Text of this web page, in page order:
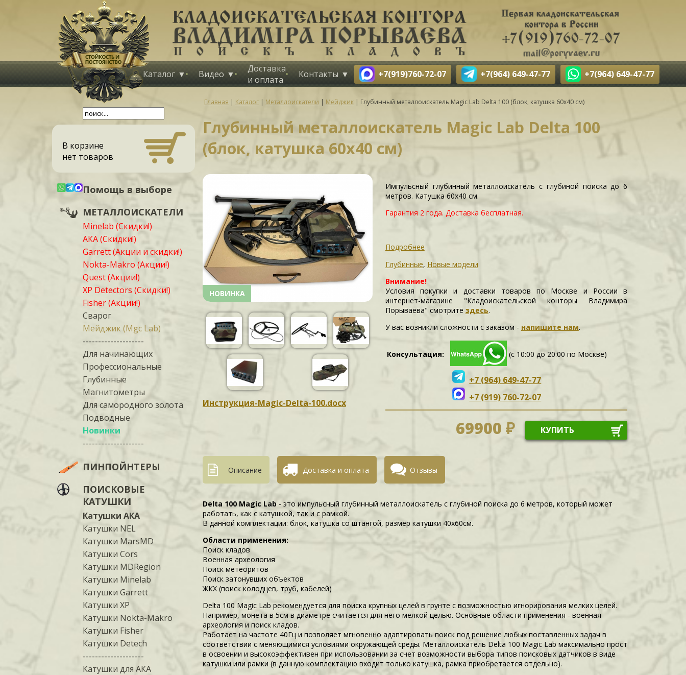
Каталог Видео
Доставка
и оплата
Контакты +7(919)760-72-07 +7(964) 649-47-77 +7(964) 649-47-77
В корзине
нет товаров
Помощь в выборе
МЕТАЛЛОИСКАТЕЛИ
Minelab (Скидки!)
АКА (Скидки!)
Garrett (Акции и скидки!)
Nokta-Makro (Акции!)
Quest (Акции!)
XP Detectors (Скидки!)
Fisher (Акции!)
Сварог
Мейджик (Mgc Lab)
--------------------
Для начинающих
Профессиональные
Глубинные
Магнитометры
Для самородного золота
Подводные
Новинки
--------------------
ПИНПОЙНТЕРЫ
ПОИСКОВЫЕ
КАТУШКИ
Катушки АКА
Катушки NEL
Катушки MarsMD
Катушки Cors
Катушки MDRegion
Катушки Minelab
Катушки Garrett
Катушки XP
Катушки Nokta-Makro
Катушки Fisher
Катушки Detech
--------------------
Катушки для АКА
Главная | Каталог | Металлоискатели | Мейджик | Глубинный металлоискатель Magic Lab Delta 100 (блок, катушка 60х40 см)
Глубинный металлоискатель Magic Lab Delta 100
(блок, катушка 60х40 см)
НОВИНКА
Инструкция-Magic-Delta-100.docx
Импульсный глубинный металлоискатель с глубиной поиска до 6
метров. Катушка 60х40 см.
Гарантия 2 года. Доставка бесплатная.
Подробнее
Глубинные, Новые модели
Внимание!
Условия покупки и доставки товаров по Москве и России в
интернет-магазине "Кладоискательской конторы Владимира
Порываева" смотрите здесь.
У вас возникли сложности c заказом - напишите нам.
Консультация: (с 10:00 до 20:00 по Москве)
+7 (964) 649-47-77
+7 (919) 760-72-07
69900 ₽ КУПИТЬ
Описание Доставка и оплата Отзывы
Delta 100 Magic Lab - это импульсный глубинный металлоискатель с глубиной поиска до 6 метров, который может
работать, как с катушкой, так и с рамкой.
В данной комплектации: блок, катушка со штангой, размер катушки 40х60см.
Области применения:
Поиск кладов
Военная археология
Поиск метеоритов
Поиск затонувших объектов
ЖКХ (поиск колодцев, труб, кабелей)
Delta 100 Magic Lab рекомендуется для поиска крупных целей в грунте с возможностью игнорирования мелких целей.
Например, монета в 5см в диаметре считается для него мелкой целью. Основные области применения - военная
археология и поиск кладов.
Работает на частоте 40Гц и позволяет мгновенно адаптировать поиск под решение любых поставленных задач в
соответствии с меняющимися условиями окружающей среды. Металлоискатель Delta 100 Magic Lab максимально прост
в освоении и высокоэффективен при использовании за счет возможности выбора типов поисковых датчиков в виде
катушки или рамки (в данную комплектацию входит только катушка, рамка приобретается отдельно).